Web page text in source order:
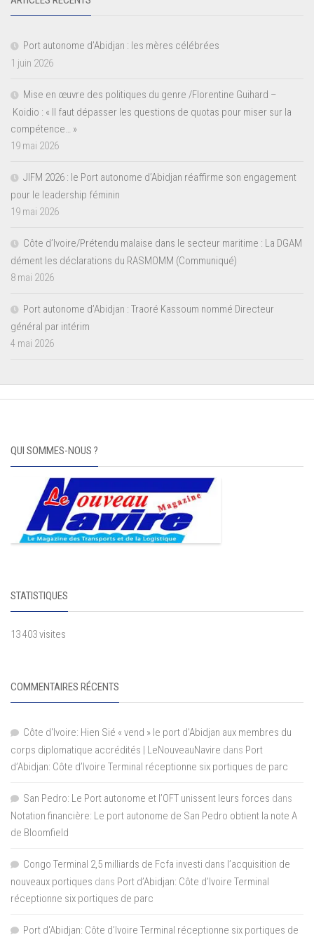
Port autonome d’Abidjan : les mères célébrées
1 juin 2026
Mise en œuvre des politiques du genre /Florentine Guihard –
Koidio : « Il faut dépasser les questions de quotas pour miser sur la
compétence… »
19 mai 2026
JIFM 2026 : le Port autonome d’Abidjan réaffirme son engagement
pour le leadership féminin
19 mai 2026
Côte d’Ivoire/Prétendu malaise dans le secteur maritime : La DGAM
dément les déclarations du RASMOMM (Communiqué)
8 mai 2026
Port autonome d’Abidjan : Traoré Kassoum nommé Directeur
général par intérim
4 mai 2026
QUI SOMMES-NOUS ?
STATISTIQUES
13 403 visites
COMMENTAIRES RÉCENTS
Côte d'Ivoire: Hien Sié « vend » le port d'Abidjan aux membres du
corps diplomatique accrédités | LeNouveauNavire dans Port
d’Abidjan: Côte d’Ivoire Terminal réceptionne six portiques de parc
San Pedro: Le Port autonome et l’OFT unissent leurs forces dans
Notation financière: Le port autonome de San Pedro obtient la note A
de Bloomfield
Congo Terminal 2,5 milliards de Fcfa investi dans l’acquisition de
nouveaux portiques dans Port d’Abidjan: Côte d’Ivoire Terminal
réceptionne six portiques de parc
Port d'Abidjan: Côte d’Ivoire Terminal réceptionne six portiques de